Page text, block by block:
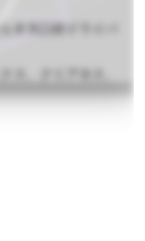
す大口径ドライバ
ス、クリアネス、